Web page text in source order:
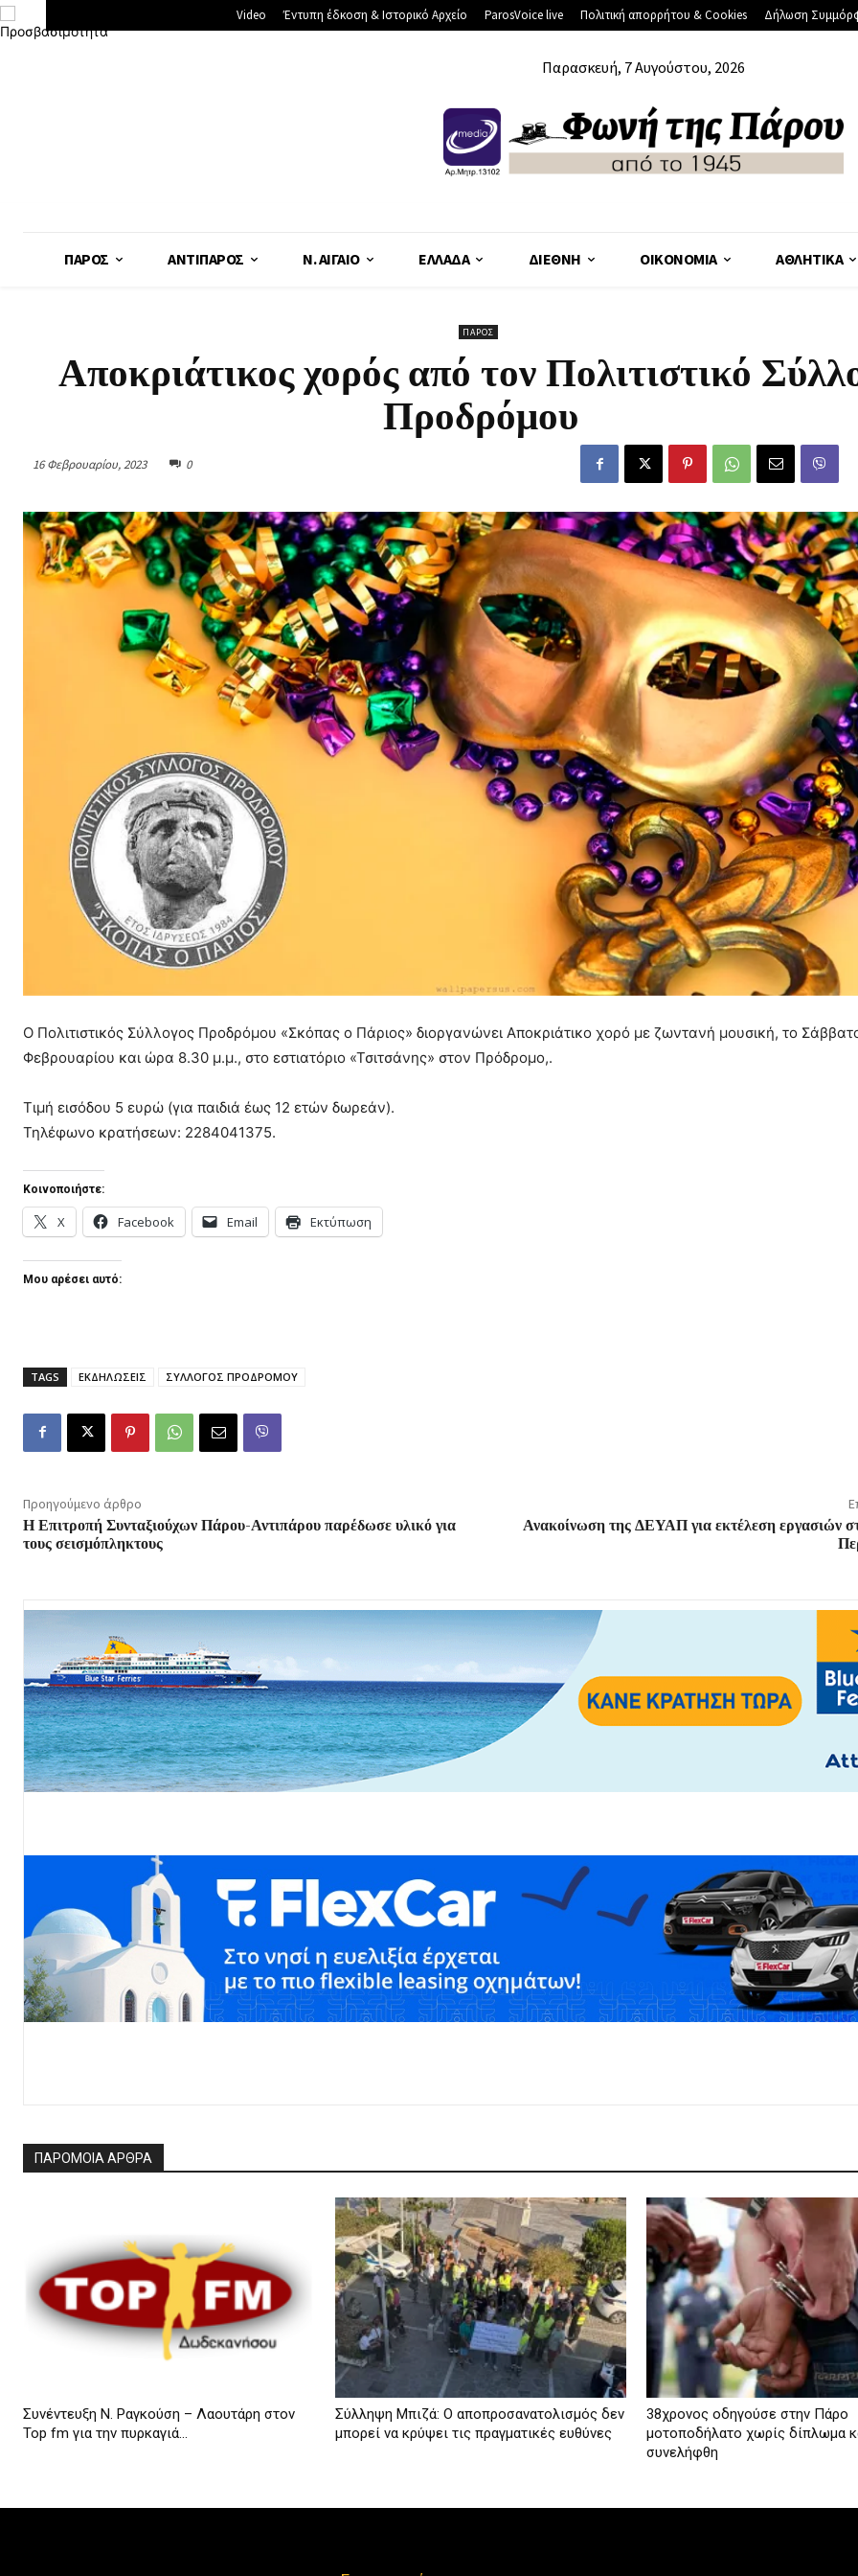
Video Έντυπη έδκοση & Ιστορικό Αρχείο ParosVoice live Πολιτική απορρήτου & Cookies Δήλωση
Παρασκευή, 7 Αυγούστου, 2026
ΠΆΡΟΣ ΑΝΤΊΠΑΡΟΣ Ν. ΑΙΓΑΊΟ ΕΛΛΆΔΑ ΔΙΕΘΝΉ ΟΙΚΟΝΟΜΊΑ ΑΘΛΗΤΙΚΆ
ΠΆΡΟΣ
Αποκριάτικος χορός από τον Πολιτιστικό
Προδρόμου
16 Φεβρουαρίου, 2023 0
Ο Πολιτιστικός Σύλλογος Προδρόμου «Σκόπας ο Πάριος» διοργανώνει Αποκριάτικο χορό με ζωντανή μουσική, το
Φεβρουαρίου και ώρα 8.30 μ.μ., στο εστιατόριο «Τσιτσάνης» στον Πρόδρομο,.
Τιμή εισόδου 5 ευρώ (για παιδιά έως 12 ετών δωρεάν).
Τηλέφωνο κρατήσεων: 2284041375.
Κοινοποιήστε:
X Facebook Email Εκτύπωση
Μου αρέσει αυτό:
TAGS ΕΚΔΗΛΩΣΕΙΣ ΣΥΛΛΟΓΟΣ ΠΡΟΔΡΟΜΟΥ
Προηγούμενο άρθρο
Η Επιτροπή Συνταξιούχων Πάρου-Αντιπάρου παρέδωσε υλικό για
τους σεισμόπληκτους
Ανακοίνωση της ΔΕΥΑΠ για εκτέλεση εργασιών
ΠΑΡΟΜΟΙΑ ΑΡΘΡΑ
Συνέντευξη Ν. Ραγκούση – Λαουτάρη στον
Top fm για την πυρκαγιά...
Σύλληψη Μπιζά: Ο αποπροσανατολισμός δεν
μπορεί να κρύψει τις πραγματικές ευθύνες
38χρονος οδηγούσε στην Πάρο
μοτοποδήλατο χωρίς δίπλωμα
συνελήφθη